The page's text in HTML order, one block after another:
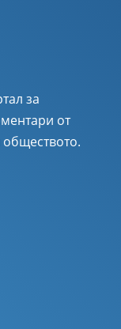
за
от
обществото.